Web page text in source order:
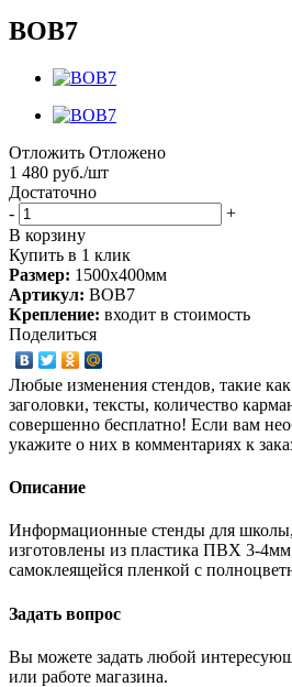
ВОВ7
Отложить Отложено
1 480 руб./шт
Достаточно
-
+
В корзину
Купить в 1 клик
Размер: 1500х400мм
Артикул: ВОВ7
Крепление: входит в стоимость
Поделиться
Любые изменения стендов, такие
заголовки, тексты, количество
совершенно бесплатно! Если вам
укажите о них в комментариях к
Описание
Информационные стенды для
изготовлены из пластика ПВХ 3-
самоклеящейся пленкой с
Задать вопрос
Вы можете задать любой
или работе магазина.